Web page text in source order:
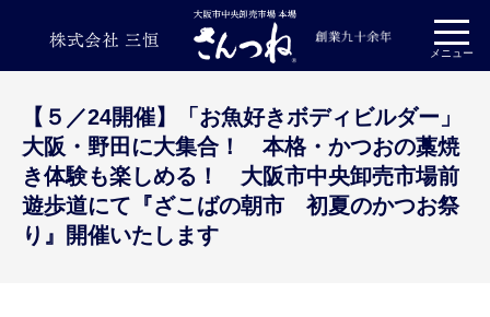
メニュー
プライバシーポリシー
【５／24開催】「お魚好きボディビルダー」
大阪・野田に大集合！ 本格・かつおの藁焼
き体験も楽しめる！ 大阪市中央卸売市場前
遊歩道にて『ざこばの朝市 初夏のかつお祭
り』開催いたします